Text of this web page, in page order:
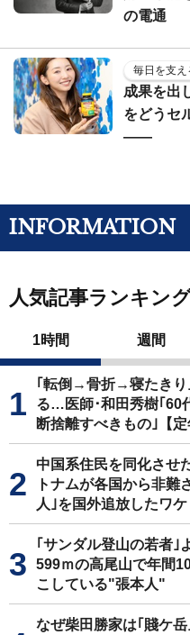
の電通
毎日を支
成果を出
をどうセ
——
INFORMATION
人気記事ランキン
1時間 週間
｢転倒→骨折→寝たきり
る…医師･和田秀樹｢60
断捨離すべきもの｣【定
中国系住民を同化させ
トナムが各国から非難
人｣を国外追放したワケ
｢サンダル登山の若者
599ｍの高尾山で年間
こしている"張本人"
なぜ柴田勝家は｢賤ケ